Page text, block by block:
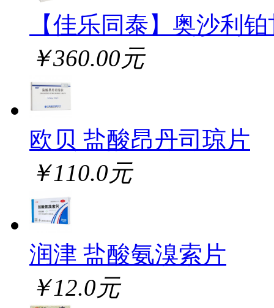
【佳乐同泰】奥沙利
￥360.00元
欧贝 盐酸昂丹司琼片
￥110.0元
润津 盐酸氨溴索片
￥12.0元